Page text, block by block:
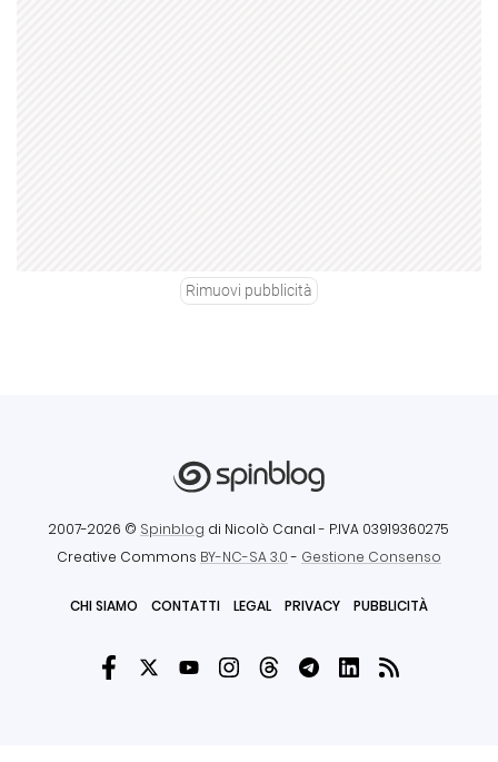
Rimuovi pubblicità
2007-2026 © Spinblog di Nicolò Canal - P.IVA 03919360275
Creative Commons BY-NC-SA 3.0- Gestione Consenso
CHI SIAMO CONTATTI LEGAL PRIVACY PUBBLICITÀ